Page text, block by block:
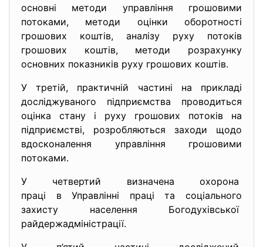
основні методи управління грошовими
потоками, методи оцінки оборотності
грошових коштів, аналізу руху потоків
грошових коштів, методи розрахунку
основних показників руху грошових коштів.
У третій, практичній частині на прикладі
досліджуваного підприємства проводиться
оцінка стану і руху грошових потоків на
підприємстві, розробляються заходи щодо
вдосконалення управління грошовими
потоками.
У четвертий визначена охорона
праці в Управлінні праці та соціального
захисту населення Богодухівської
райдержадміністрації.